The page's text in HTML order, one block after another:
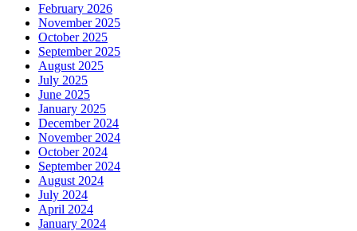
February 2026
November 2025
October 2025
September 2025
August 2025
July 2025
June 2025
January 2025
December 2024
November 2024
October 2024
September 2024
August 2024
July 2024
April 2024
January 2024